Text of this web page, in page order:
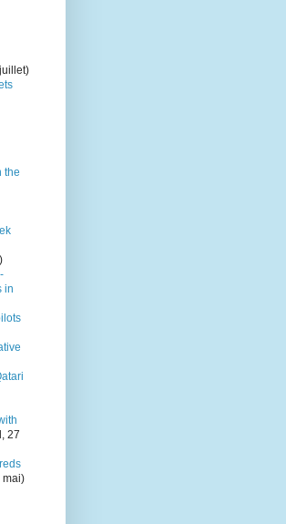
the
in
27
mai)